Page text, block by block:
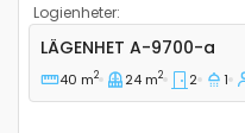
Logienheter:
Tvårumslägenhet
LÄGENHET A-9700-a
40 m2 24 m2 2 1